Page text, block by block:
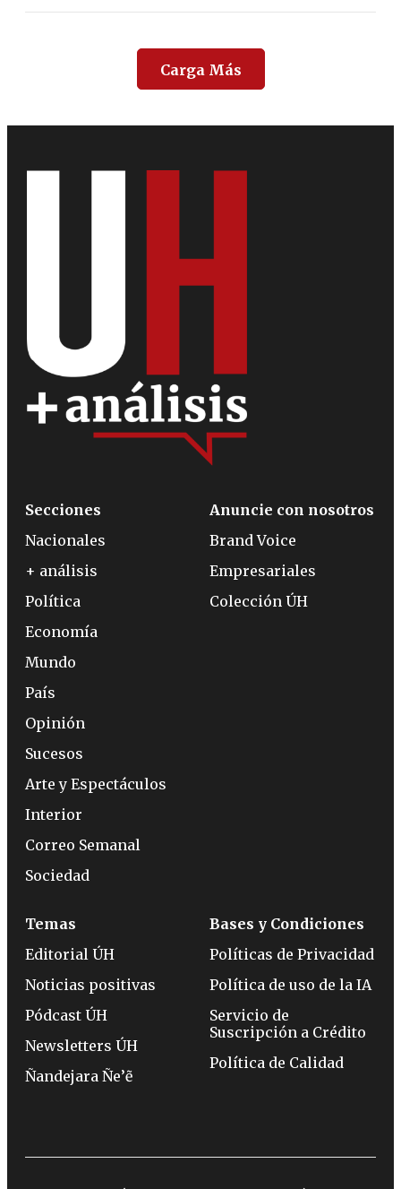
Carga Más
Secciones
Nacionales
+ análisis
Política
Economía
Mundo
País
Opinión
Sucesos
Arte y Espectáculos
Interior
Correo Semanal
Sociedad
Anuncie con nosotros
Brand Voice
Empresariales
Colección ÚH
Temas
Editorial ÚH
Noticias positivas
Pódcast ÚH
Newsletters ÚH
Ñandejara Ñe’ẽ
Bases y Condiciones
Políticas de Privacidad
Política de uso de la IA
Servicio de
Suscripción a Crédito
Política de Calidad